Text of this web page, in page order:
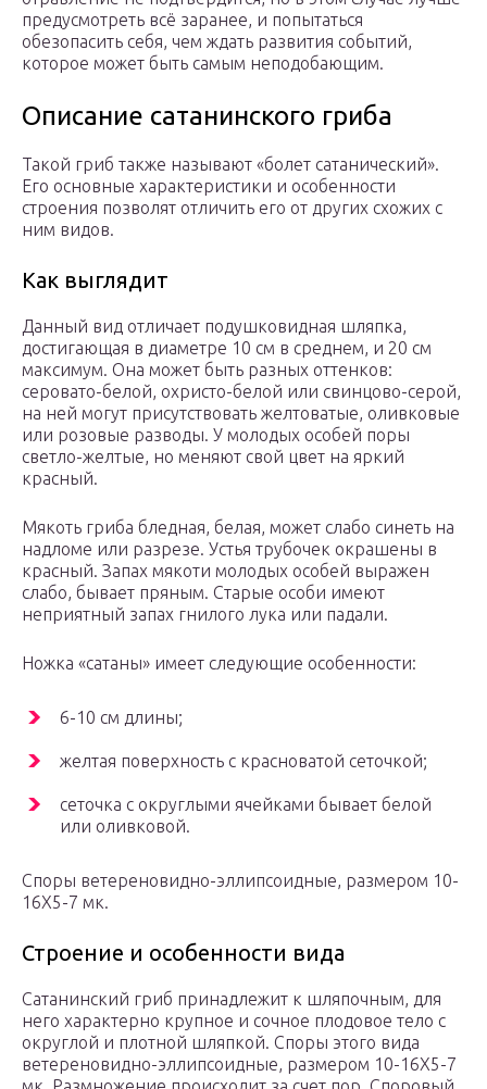
предусмотреть всё заранее, и попытаться
обезопасить себя, чем ждать развития событий,
которое может быть самым неподобающим.
Описание сатанинского гриба
Такой гриб также называют «болет сатанический».
Его основные характеристики и особенности
строения позволят отличить его от других схожих с
ним видов.
Как выглядит
Данный вид отличает подушковидная шляпка,
достигающая в диаметре 10 см в среднем, и 20 см
максимум. Она может быть разных оттенков:
серовато-белой, охристо-белой или свинцово-серой,
на ней могут присутствовать желтоватые, оливковые
или розовые разводы. У молодых особей поры
светло-желтые, но меняют свой цвет на яркий
красный.
Мякоть гриба бледная, белая, может слабо синеть на
надломе или разрезе. Устья трубочек окрашены в
красный. Запах мякоти молодых особей выражен
слабо, бывает пряным. Старые особи имеют
неприятный запах гнилого лука или падали.
Ножка «сатаны» имеет следующие особенности:
6-10 см длины;
желтая поверхность с красноватой сеточкой;
сеточка с округлыми ячейками бывает белой
или оливковой.
Споры ветереновидно-эллипсоидные, размером 10-
16X5-7 мк.
Строение и особенности вида
Сатанинский гриб принадлежит к шляпочным, для
него характерно крупное и сочное плодовое тело с
округлой и плотной шляпкой. Споры этого вида
ветереновидно-эллипсоидные, размером 10-16X5-7